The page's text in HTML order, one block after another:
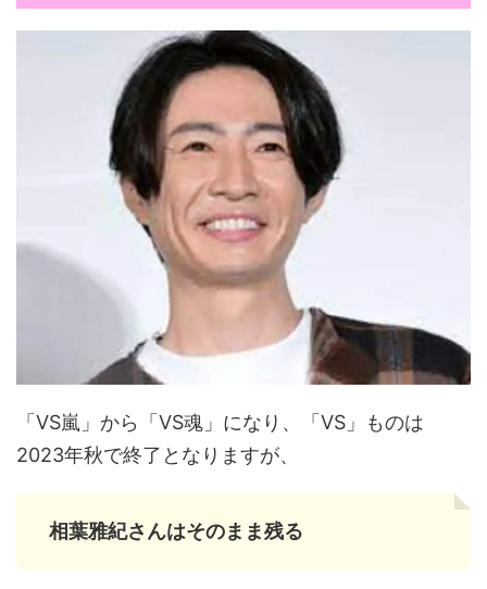
「VS嵐」から「VS魂」になり、「VS」ものは
2023年秋で終了となりますが、
相葉雅紀さんはそのまま残る